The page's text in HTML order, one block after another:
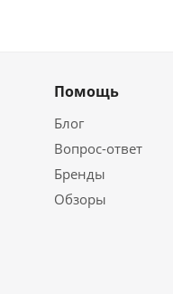
Помощь
Блог
Вопрос-ответ
Бренды
Обзоры